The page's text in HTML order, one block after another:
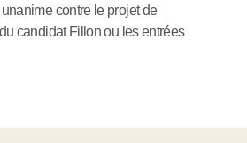
contre le projet de
candidat Fillon ou les entrées